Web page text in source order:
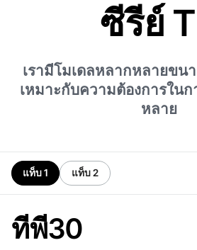
ซีรีย์
เรามีโมเดลหลากหลายขน
เหมาะกับความต้องการใน
หลาย
แท็บ 1 แท็บ 2
ทีพี30